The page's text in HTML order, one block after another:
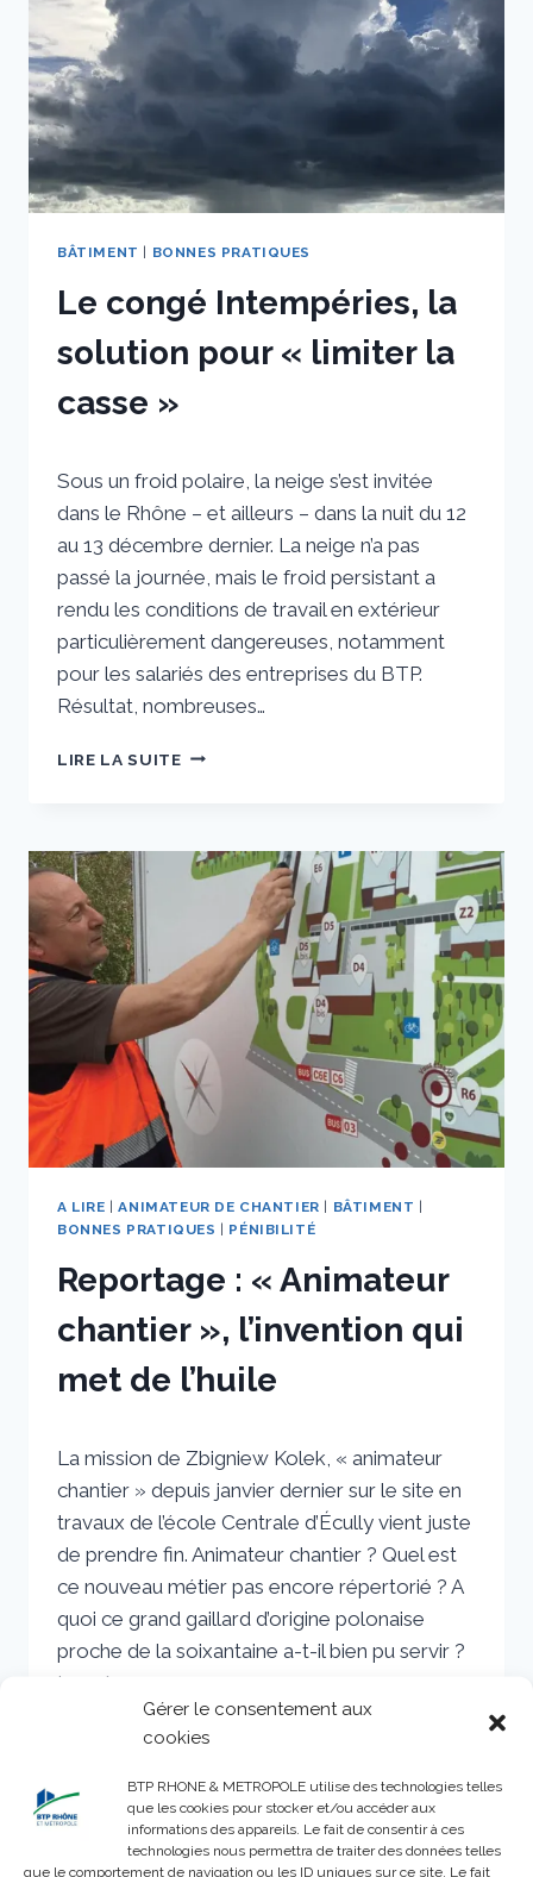
Gérer le consentement aux
cookies
BTP RHONE & METROPOLE utilise des technologies telles
que les cookies pour stocker et/ou accéder aux
informations des appareils. Le fait de consentir à ces
technologies nous permettra de traiter des données telles
que le comportement de navigation ou les ID uniques sur ce site. Le fait
BÂTIMENT BONNES PRATIQUES
Le congé Intempéries, la
solution pour « limiter la
casse »
sstradiotto
Sous un froid polaire, la neige s’est invitée
dans le Rhône – et ailleurs – dans la nuit du 12
au 13 décembre dernier. La neige n’a pas
passé la journée, mais le froid persistant a
rendu les conditions de travail en extérieur
particulièrement dangereuses, notamment
pour les salariés des entreprises du BTP.
Résultat, nombreuses…
LIRE LA SUITELE
SOLUTION
POUR
« LIMITER
CASSE »
A LIRE |ANIMATEUR DE CHANTIER BÂTIMENT
BONNES PRATIQUES
PÉNIBILITÉ
Reportage : « Animateur
chantier », l’invention qui
met de l’huile
sstradiotto
La mission de Zbigniew Kolek, « animateur
chantier » depuis janvier dernier sur le site en
travaux de l’école Centrale d’Écully vient juste
de prendre fin. Animateur chantier ? Quel est
ce nouveau métier pas encore répertorié ? A
quoi ce grand gaillard d’origine polonaise
proche de la soixantaine a-t-il bien pu servir ?
Lancée…
LIRE LA SUITEREPORTAGE
«
ANIMATEUR
CHANTIER
»,